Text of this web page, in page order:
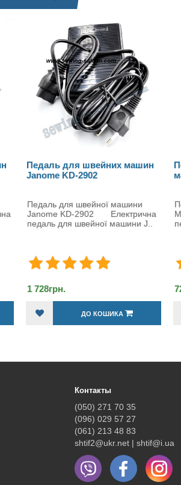
Педаль для швацької
машини Minerva (2164)
Педаль для швацької машини
Minerva Електронна
педаль ..
720грн.
ДО КОШИКА
Контакты
(050) 271 70 35
(096) 029 57 27
(061) 213 48 83
shtif2@ukr.net | shtif@i.ua